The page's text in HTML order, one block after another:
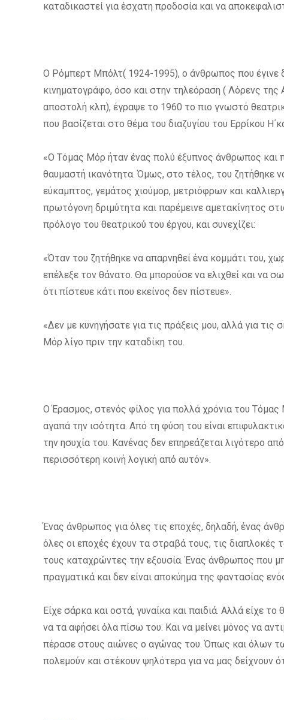
καταδικαστεί για έσχατη προδοσία και να
Ο Ρόμπερτ Μπόλτ( 1924-1995), ο άνθρωπος που έγινε
κινηματογράφο, όσο και στην τηλεόραση ( Λόρενς
αποστολή κλπ), έγραψε το 1960 το πιο γνωστό
που βασίζεται στο θέμα του διαζυγίου του Ερρίκου
«Ο Τόμας Μόρ ήταν ένας πολύ έξυπνος άνθρωπος και
θαυμαστή ικανότητα. Όμως, στο τέλος, του ζητήθηκε
εύκαμπτος, γεμάτος χιούμορ, μετριόφρων και
πρωτόγονη δριμύτητα και παρέμεινε αμετακίνητος
πρόλογο του θεατρικού του έργου, και συνεχίζει:
«Όταν του ζητήθηκε να απαρνηθεί ένα κομμάτι του,
επέλεξε τον θάνατο. Θα μπορούσε να ελιχθεί και να
ότι πίστευε κάτι που εκείνος δεν πίστευε».
«Δεν με κυνηγήσατε για τις πράξεις μου, αλλά για
Μόρ λίγο πριν την καταδίκη του.
Ο Έρασμος, στενός φίλος για πολλά χρόνια του Τόμας
αγαπά την ισότητα. Από τη φύση του είναι
την ησυχία του. Κανένας δεν επηρεάζεται λιγότερο
περισσότερη κοινή λογική από αυτόν».
Ένας άνθρωπος για όλες τις εποχές, δηλαδή, ένας
όλες οι εποχές έχουν τα στραβά τους, τις διαπλοκές
τους καταχρώντες την εξουσία. Ένας άνθρωπος που
πραγματικά και δεν είναι αποκύημα της φαντασίας
Είχε σάρκα και οστά, γυναίκα και παιδιά. Αλλά είχε
να τα αφήσει όλα πίσω του. Και να μείνει μόνος να
πέρασε στους αιώνες ο αγώνας του. Όπως και όλων
πολεμούν και στέκουν ψηλότερα για να μας δείχνουν